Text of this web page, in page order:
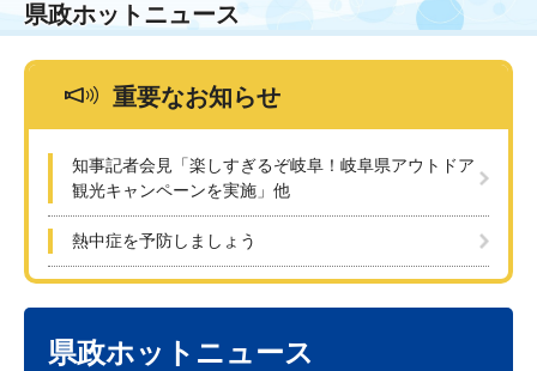
県政ホットニュース
重要なお知らせ
知事記者会見「楽しすぎるぞ岐阜！岐阜県アウトドア
観光キャンペーンを実施」他
熱中症を予防しましょう
県政ホットニュース